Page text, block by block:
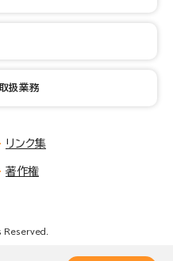
扱業務
リンク集
著作権